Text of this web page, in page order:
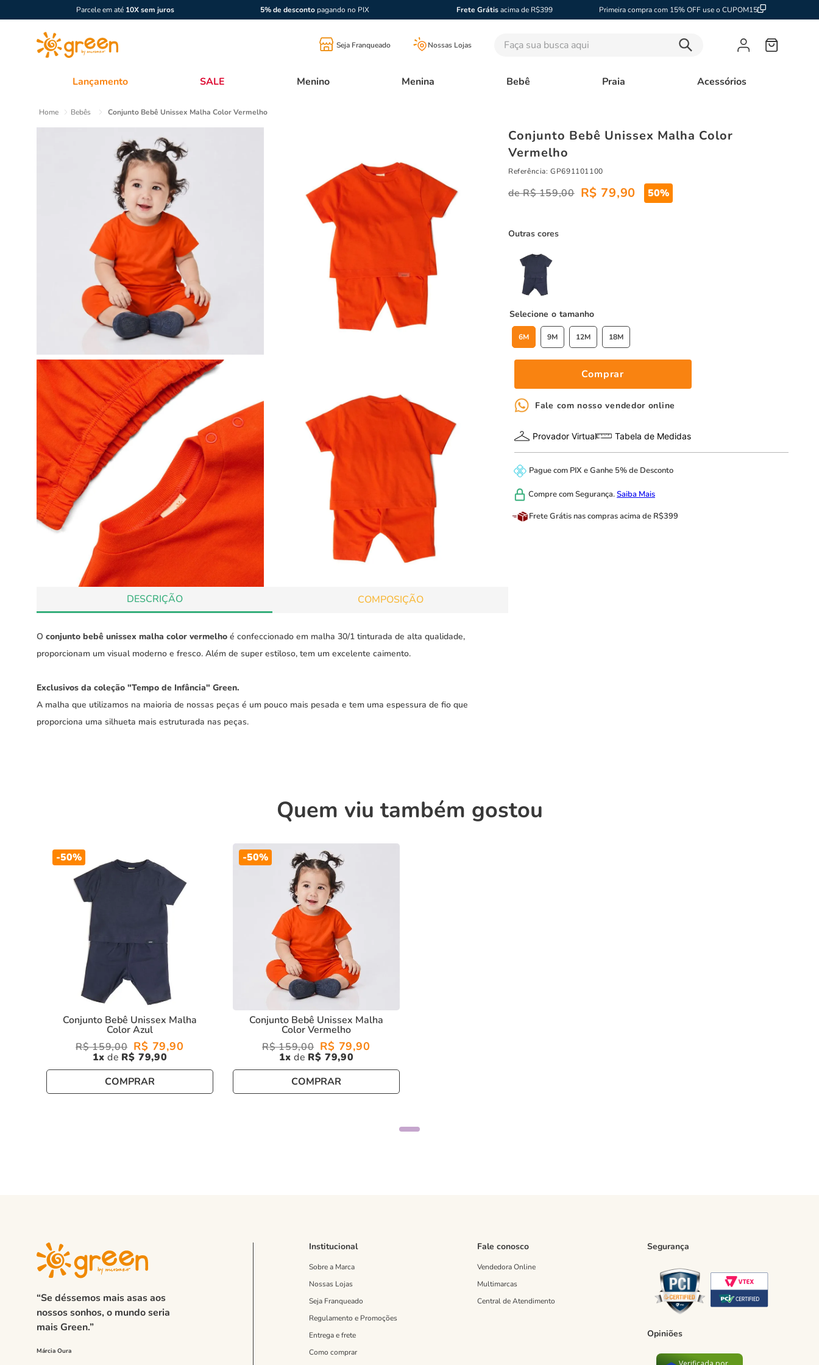
Parcele em até 10X sem juros 5% de descontopagando no PIX Frete Grátisacima de R$399 Primeira compra com 15% OFF use o CUPOM15
Seja Franqueado Nossas Lojas Faça sua busca aqui
Lançamento SALE Menino Menina Bebê Praia Acessórios
Bebês Conjunto Bebê Unissex Malha Color Vermelho
DESCRIÇÃO COMPOSIÇÃO
O conjunto bebê unissex malha color vermelho é confeccionado em malha 30/1 tinturada de alta qualidade,
proporcionam um visual moderno e fresco. Além de super estiloso, tem um excelente caimento.
Exclusivos da coleção "Tempo de Infância" Green.
A malha que utilizamos na maioria de nossas peças é um pouco mais pesada e tem uma espessura de fio que
proporciona uma silhueta mais estruturada nas peças.
Conjunto Bebê Unissex Malha Color
Vermelho
Referência:GP691101100
R$ 159,00 R$ 79,90 50%
Outras cores
tamanho
6M 9M 12M 18M
Comprar
Fale com nosso vendedor online
Provador Virtual Tabela de Medidas
Pague com PIX eGanhe 5% de Desconto
Compre comSegurança.Saiba Mais
Frete Grátis nas compras acima de R$399
Quem viu também gostou
-50%
Conjunto Bebê Unissex Malha
Color Azul
R$ 159,00 R$ 79,90
1 R$ 79,90
COMPRAR
-50%
Conjunto Bebê Unissex Malha
Color Vermelho
R$ 159,00 R$ 79,90
1 R$ 79,90
COMPRAR
“Se déssemos mais asas aos
nossos sonhos, o mundo seria
mais Green.”
Institucional
Sobre a Marca
Nossas Lojas
Seja Franqueado
Regulamento e Promoções
Entrega e frete
Como comprar
Fale conosco
Vendedora Online
Multimarcas
Central de Atendimento
Segurança
Opiniões